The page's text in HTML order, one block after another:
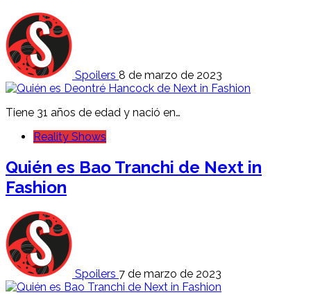
Spoilers 8 de marzo de 2023
Tiene 31 años de edad y nació en…
Reality Shows
Quién es Bao Tranchi de Next in
Fashion
Spoilers 7 de marzo de 2023